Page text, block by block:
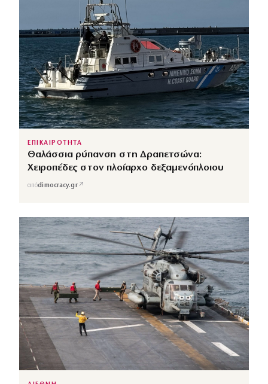
ΕΠΙΚΑΙΡΟΤΗΤΑ
Θαλάσσια ρύπανση στη Δραπετσώνα:
Χειροπέδες στον πλοίαρχο δεξαμενόπλοιου
απόdimocracy.gr↗